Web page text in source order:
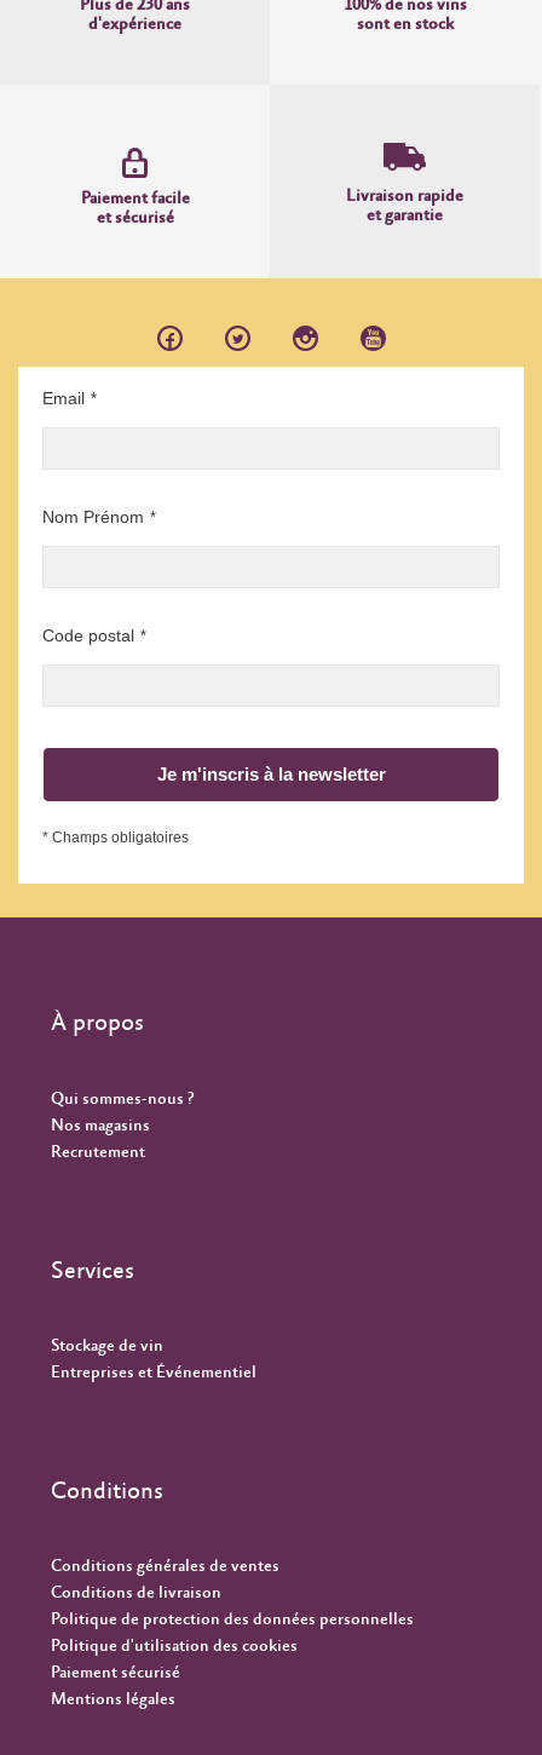
Plus de 230 ans
d'expérience
100% de nos vins
sont en stock
Paiement facile
et sécurisé
Livraison rapide
et garantie
Email *
Nom Prénom *
Code postal *
Je m'inscris à la newsletter
* Champs obligatoires
À propos
Qui sommes-nous ?
Nos magasins
Recrutement
Services
Stockage de vin
Entreprises et Événementiel
Conditions
Conditions générales de ventes
Conditions de livraison
Politique de protection des données personnelles
Politique d'utilisation des cookies
Paiement sécurisé
Mentions légales